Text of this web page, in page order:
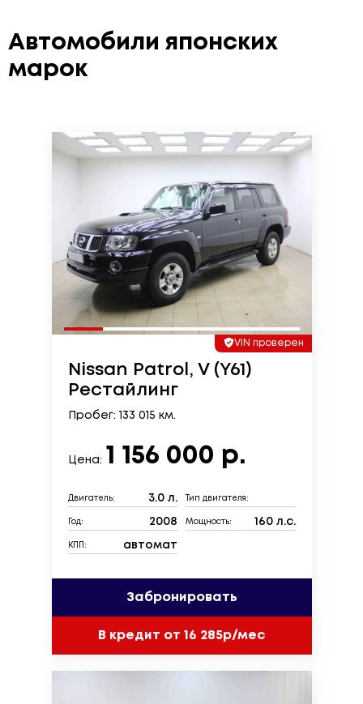
Автомобили японских
марок
VIN проверен
Nissan Patrol, V (Y61)
Рестайлинг
Пробег: 133 015 км.
Цена: 1 156 000 р.
Двигатель: 3.0 л. Тип двигателя:
Год: 2008 Мощность: 160 л.с.
КПП: автомат
Забронировать
В кредит от 16 285р/мес